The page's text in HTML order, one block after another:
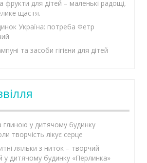
фрукти для дітей – маленькі радощі,
щастя.
Україна: потреба Фетр
та засоби гігієни для дітей
глиною у дитячому будинку
творчість лікує серце
ляльки з ниток – творчий
у дитячому будинку «Перлинка»